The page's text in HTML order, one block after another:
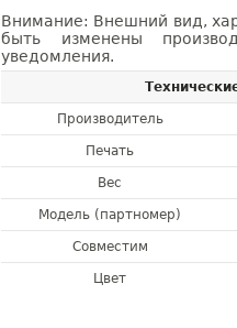
Внимание: Внешний вид,
быть изменены
уведомления.
Производитель
Печать
Вес
Модель (партномер)
Совместим
Цвет